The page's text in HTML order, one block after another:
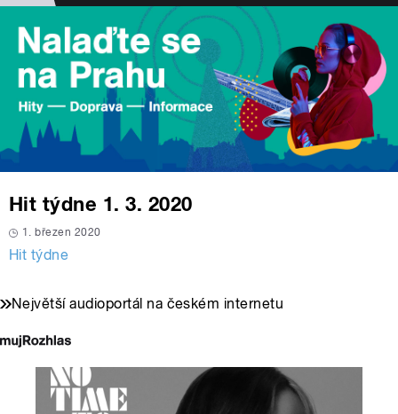
Hit týdne 1. 3. 2020
1. březen 2020
Hit týdne
Největší audioportál na českém internetu